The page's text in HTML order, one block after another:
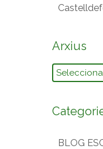
Arxius
Arxius
BLOG